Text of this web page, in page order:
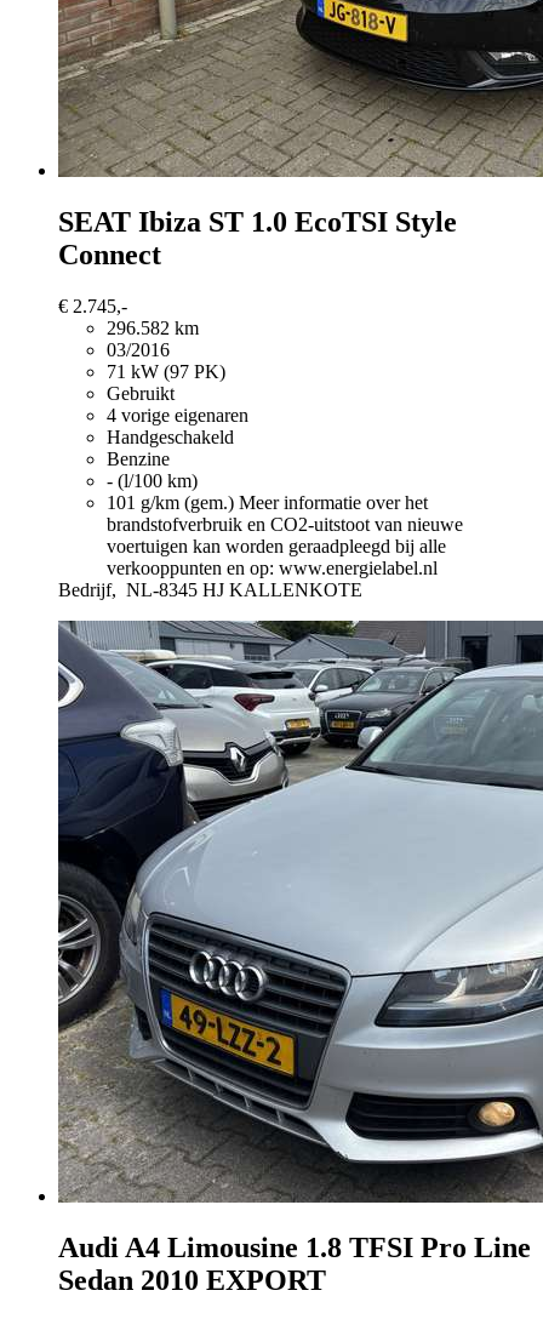
SEAT Ibiza ST 1.0 EcoTSI Style
Connect
€ 2.745,-
296.582 km
03/2016
71 kW (97 PK)
Gebruikt
4 vorige eigenaren
Handgeschakeld
Benzine
- (l/100 km)
101 g/km (gem.) Meer informatie over het
brandstofverbruik en CO2-uitstoot van nieuwe
voertuigen kan worden geraadpleegd bij alle
verkooppunten en op: www.energielabel.nl
Bedrijf, NL-8345 HJ KALLENKOTE
Audi A4 Limousine 1.8 TFSI Pro Line
Sedan 2010 EXPORT